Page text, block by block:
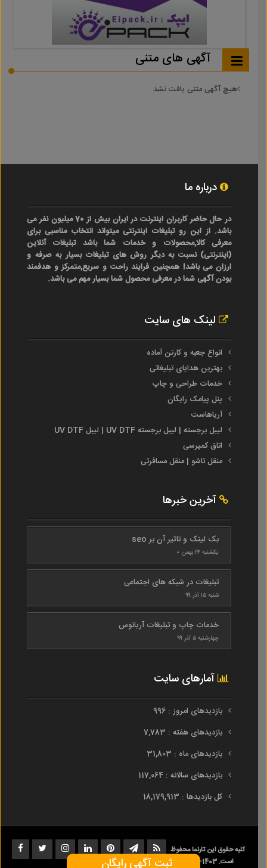
آگهی های متنی
هیچ آگهی متنی یافت نشد
درباره ما
در حال حاضر کاربران اینترنت در ایران بیش از 70 میلیون نفر می
باشد. از این رو تبلیغات اینترنتی میتواند انتخاب مناسبی برای
معرفی کالا,محصولات و خدمات شما باشد تبلیغات آنلاین
(اینترنتی) نسبت به دیگر روش های تبلیغات بسیار به صرفه و
ارزان می باشد! همچنین فرایند راحت و سریع,متمرکز و هدفمند
بودن آگهی شما در معرفی محصول شما بسیار مهم می باشد.
لینک های سایت
انواع جعبه و کارتن آماده
بهترین هدایای تبلیغاتی
خدمات طراحی و چاپ
پنل پیامک رایگان
آریاهاست
لیبل برجسته | لیبل برجسته UV DTF | لیبل UV DTF
اتاق کمپرسی
منقل تاشو | منقل مسافرتی
آخرین خبرها
بک لینک و تاثیر آن بر seo
یکشنبه ۲۴ بهمن ۰
تبلیغات در شبکه های اجتماعی
شنبه ۱۵ آذر ۹۹
خدمات چاپ و تبلیغات آریانوس
چهارشنبه ۵ آذر ۹۹
آمارهای سایت
بازدیدهای امروز : 996
بازدیدهای هفته : 7,783
بازدیدهای ماه : 31,803
بازدیدهای سالانه : 117,064
کل بازدیدها : 18,179,913
کلیه حقوق این تارنما محفوظ
است. 1403-1393
ثبت آگهی رایگان